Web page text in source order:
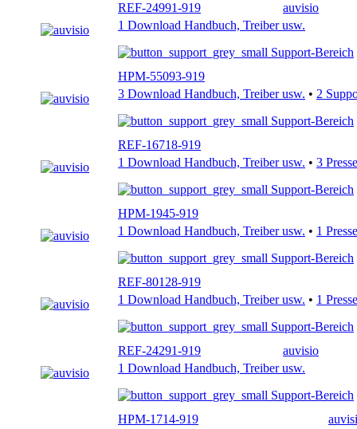
REF-24991-919
auvisio
1 Download Handbuch, Treiber usw.
Support-Bereich
HPM-55093-919
3 Download Handbuch, Treiber usw. • 2
Support-Bereich
REF-16718-919
1 Download Handbuch, Treiber usw. • 3
Support-Bereich
HPM-1945-919
1 Download Handbuch, Treiber usw. • 1
Support-Bereich
REF-80128-919
1 Download Handbuch, Treiber usw. • 1
Support-Bereich
REF-24291-919
auvisio
1 Download Handbuch, Treiber usw.
Support-Bereich
HPM-1714-919